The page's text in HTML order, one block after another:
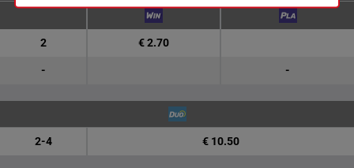
2 € 2.70
- -
2-4 € 10.50